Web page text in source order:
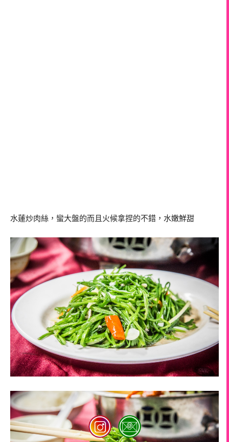
水蓮炒肉絲，蠻大盤的而且火候拿捏的不錯，水嫩鮮甜